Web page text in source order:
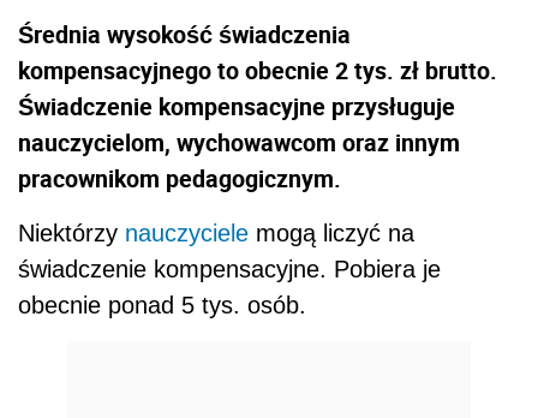
Średnia wysokość świadczenia
kompensacyjnego to obecnie 2 tys. zł brutto.
Świadczenie kompensacyjne przysługuje
nauczycielom, wychowawcom oraz innym
pracownikom pedagogicznym.
Niektórzy nauczyciele mogą liczyć na
świadczenie kompensacyjne. Pobiera je
obecnie ponad 5 tys. osób.